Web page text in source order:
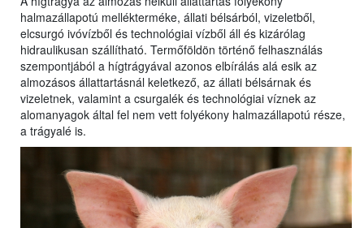
halmazállapotú mellékterméke, állati bélsárból, vizeletből,
elcsurgó ivóvízből és technológiai vízből áll és kizárólag
hidraulikusan szállítható. Termőföldön történő felhasználás
szempontjából a hígtrágyával azonos elbírálás alá esik az
almozásos állattartásnál keletkező, az állati bélsárnak és
vizeletnek, valamint a csurgalék és technológiai víznek az
alomanyagok által fel nem vett folyékony halmazállapotú része,
a trágyalé is.